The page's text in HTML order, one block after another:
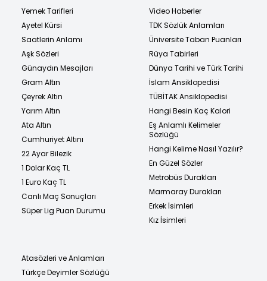
Yemek Tarifleri
Ayetel Kürsi
Saatlerin Anlamı
Aşk Sözleri
Günaydın Mesajları
Gram Altın
Çeyrek Altın
Yarım Altın
Ata Altın
Cumhuriyet Altını
22 Ayar Bilezik
1 Dolar Kaç TL
1 Euro Kaç TL
Canlı Maç Sonuçları
Süper Lig Puan Durumu
Video Haberler
TDK Sözlük Anlamları
Üniversite Taban Puanları
Rüya Tabirleri
Dünya Tarihi ve Türk Tarihi
İslam Ansiklopedisi
TÜBİTAK Ansiklopedisi
Hangi Besin Kaç Kalori
Eş Anlamlı Kelimeler
Sözlüğü
Hangi Kelime Nasıl Yazılır?
En Güzel Sözler
Metrobüs Durakları
Marmaray Durakları
Erkek İsimleri
Kız İsimleri
Atasözleri ve Anlamları
Türkçe Deyimler Sözlüğü